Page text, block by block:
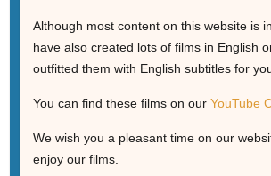
Although most content on this website is
have also created lots of films in English
outfitted them with English subtitles for
You can find these films on our YouTube
We wish you a pleasant time on our
enjoy our films.